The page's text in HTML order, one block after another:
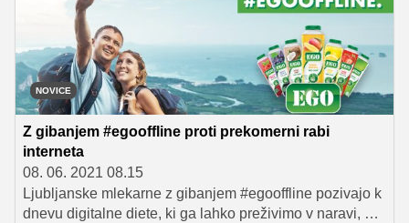
NOVICE
Z gibanjem #egooffline proti prekomerni rabi
interneta
08. 06. 2021 08.15
Ljubljanske mlekarne z gibanjem #egooffline pozivajo k
dnevu digitalne diete, ki ga lahko preživimo v naravi, na